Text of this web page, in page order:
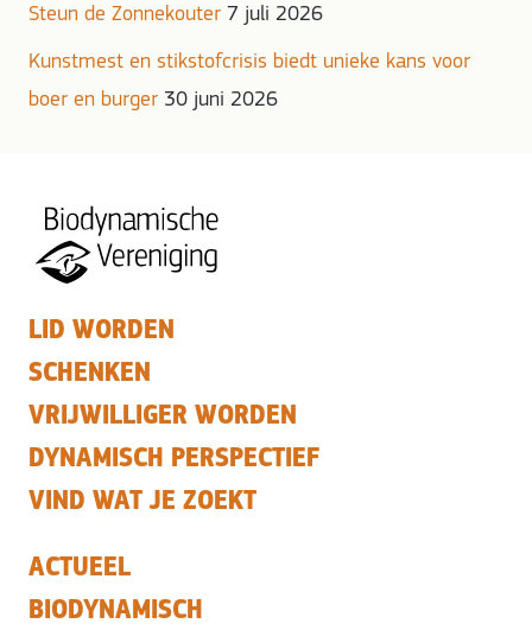
Steun de Zonnekouter 7 juli 2026
Kunstmest en stikstofcrisis biedt unieke kans voor
boer en burger 30 juni 2026
LID WORDEN
SCHENKEN
VRIJWILLIGER WORDEN
DYNAMISCH PERSPECTIEF
VIND WAT JE ZOEKT
ACTUEEL
BIODYNAMISCH